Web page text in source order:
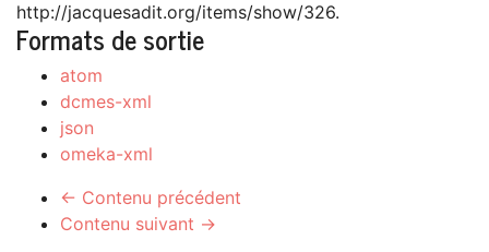
http://jacquesadit.org/items/show/326.
Formats de sortie
atom
dcmes-xml
json
omeka-xml
← Contenu précédent
Contenu suivant →